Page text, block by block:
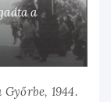
a
1944.